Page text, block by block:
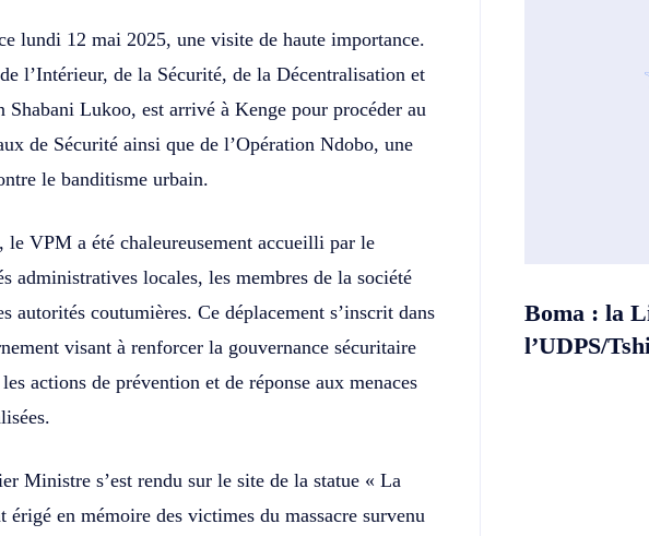
lundi 12 mai 2025, une visite de haute importance.
l’Intérieur, de la Sécurité, de la Décentralisation et
Shabani Lukoo, est arrivé à Kenge pour procéder au
de Sécurité ainsi que de l’Opération Ndobo, une
le banditisme urbain.
le VPM a été chaleureusement accueilli par le
administratives locales, les membres de la société
autorités coutumières. Ce déplacement s’inscrit dans
visant à renforcer la gouvernance sécuritaire
actions de prévention et de réponse aux menaces
Ministre s’est rendu sur le site de la statue « La
érigé en mémoire des victimes du massacre survenu
Boma : la
l’UDPS/